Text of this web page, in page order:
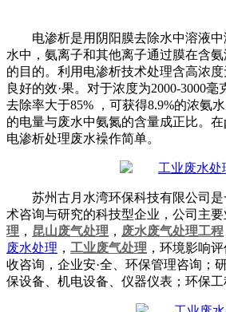
电渗析是用阴阳膜去除水中溶液
水中，氨离子和其他离子通过膜在含
的目的。利用电渗析技术处理含高浓
良好的效·果。对于浓度为2000-3000
去除率大于85% ，可获得8.9%的浓氨
的电量与废水中氨氮的含量成正比。在
电渗析处理废水襙作简单。
苏州古月水湾环保科技有限公司
术咨询与研究的科技型企业，公司主要
理 ， 昆山废气处理 ， 废水废气处理工程
废水处理 ， 工业废气处理 ，环境影响
收咨询，企业安·全、环保管理咨询；
保设备、机电设备、仪器仪表；环保工